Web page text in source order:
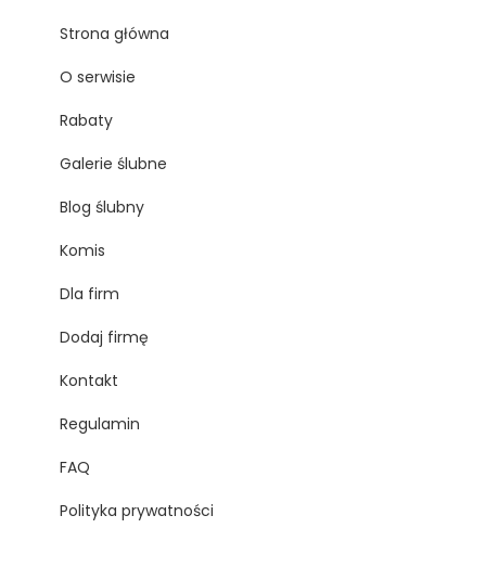
Strona główna
O serwisie
Rabaty
Galerie ślubne
Blog ślubny
Komis
Dla firm
Dodaj firmę
Kontakt
Regulamin
FAQ
Polityka prywatności